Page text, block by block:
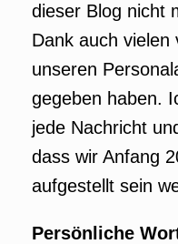
dieser Blog nicht
Dank auch vielen
unseren
gegeben haben.
jede Nachricht
dass wir Anfang
aufgestellt sein
Persönliche